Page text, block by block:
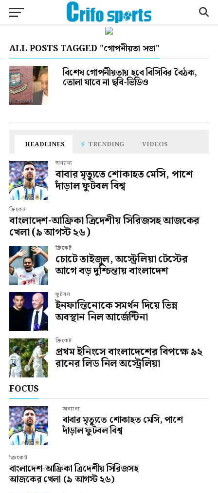
ALL POSTS TAGGED "গোপনীয়তা সভা"
বিশেষ গোপনীয়তায় হবে বিসিবির বৈঠক,
তোলা যাবে না ছবি-ভিডিও
HEADLINES TRENDING VIDEOS
অন্যান্য
বাবার মৃত্যুতে শোকাহত মেসি, পাশে
দাঁড়াল ফুটবল বিশ্ব
ক্রিকেট
বাংলাদেশ-আফ্রিকা ত্রিদেশীয় সিরিজসহ আজকের
খেলা (৯ আগস্ট ২৬)
ক্রিকেট
চোটে তাইজুল, অস্ট্রেলিয়া টেস্টের
আগে বড় দুশ্চিন্তায় বাংলাদেশ
ফুটবল
ইনফান্তিনোকে সমর্থন দিয়ে ভিন্ন
অবস্থান নিল আর্জেন্টিনা
ক্রিকেট
প্রথম ইনিংসে বাংলাদেশের বিপক্ষে ৯২
রানের লিড নিল অস্ট্রেলিয়া
FOCUS
অন্যান্য
বাবার মৃত্যুতে শোকাহত মেসি, পাশে
দাঁড়াল ফুটবল বিশ্ব
ক্রিকেট
বাংলাদেশ-আফ্রিকা ত্রিদেশীয় সিরিজসহ
আজকের খেলা (৯ আগস্ট ২৬)